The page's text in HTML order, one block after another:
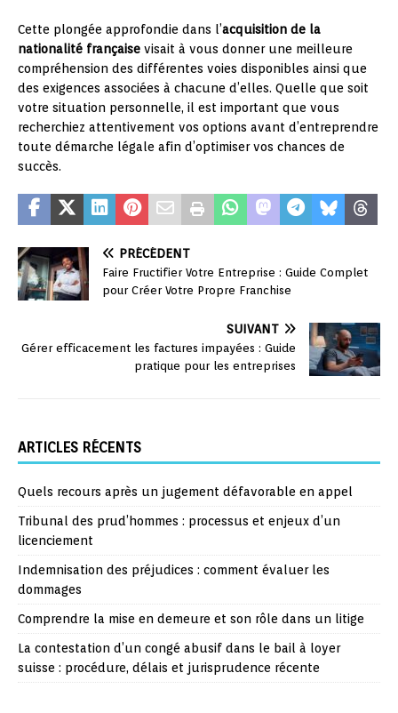
Cette plongée approfondie dans l’acquisition de la
nationalité française visait à vous donner une meilleure
compréhension des différentes voies disponibles ainsi que
des exigences associées à chacune d’elles. Quelle que soit
votre situation personnelle, il est important que vous
recherchiez attentivement vos options avant d’entreprendre
toute démarche légale afin d’optimiser vos chances de
succès.
PRÉCÉDENT
Faire Fructifier Votre Entreprise : Guide Complet
pour Créer Votre Propre Franchise
SUIVANT
Gérer efficacement les factures impayées : Guide
pratique pour les entreprises
ARTICLES RÉCENTS
Quels recours après un jugement défavorable en appel
Tribunal des prud’hommes : processus et enjeux d’un
licenciement
Indemnisation des préjudices : comment évaluer les
dommages
Comprendre la mise en demeure et son rôle dans un litige
La contestation d’un congé abusif dans le bail à loyer
suisse : procédure, délais et jurisprudence récente